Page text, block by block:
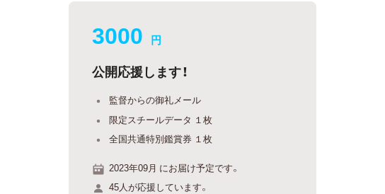
3000 円
公開応援します！
監督からの御礼メール
限定スチールデータ １枚
全国共通特別鑑賞券 １枚
2023年09月 にお届け予定です。
45人が応援しています。